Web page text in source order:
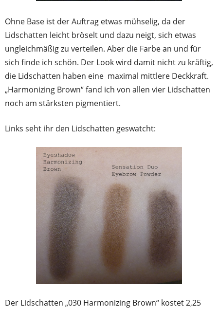
Ohne Base ist der Auftrag etwas mühselig, da der
Lidschatten leicht bröselt und dazu neigt, sich etwas
ungleichmäßig zu verteilen. Aber die Farbe an und für
sich finde ich schön. Der Look wird damit nicht zu kräftig,
die Lidschatten haben eine maximal mittlere Deckkraft.
„Harmonizing Brown“ fand ich von allen vier Lidschatten
noch am stärksten pigmentiert.
Links seht ihr den Lidschatten geswatcht:
Der Lidschatten „030 Harmonizing Brown“ kostet 2,25